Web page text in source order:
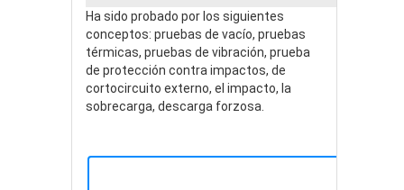
Ha sido probado por los siguientes
conceptos: pruebas de vacío, pruebas
térmicas, pruebas de vibración, prueba
de protección contra impactos, de
cortocircuito externo, el impacto, la
sobrecarga, descarga forzosa.